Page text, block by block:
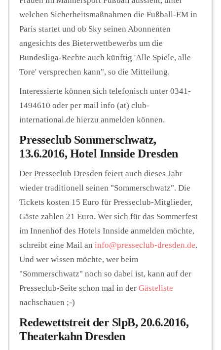
welchen Sicherheitsmaßnahmen die Fußball-EM in
Paris startet und ob Sky seinen Abonnenten
angesichts des Bieterwettbewerbs um die
Bundesliga-Rechte auch künftig 'Alle Spiele, alle
Tore' versprechen kann", so die Mitteilung.
Interessierte können sich telefonisch unter 0341-
1494610 oder per mail info (at) club-
international.de hierzu anmelden können.
Presseclub Sommerschwatz,
13.6.2016, Hotel Innside Dresden
Der Presseclub Dresden feiert auch dieses Jahr
wieder traditionell seinen "Sommerschwatz". Die
Tickets kosten 15 Euro für Presseclub-Mitglieder,
Gäste zahlen 21 Euro. Wer sich für das Sommerfest
im Innenhof des Hotels Innside anmelden möchte,
schreibt eine Mail an info@presseclub-dresden.de.
Und wer wissen möchte, wer beim
"Sommerschwatz" noch so dabei ist, kann auf der
Presseclub-Seite schon mal in der Gästeliste
nachschauen ;-)
Redewettstreit der SlpB, 20.6.2016,
Theaterkahn Dresden